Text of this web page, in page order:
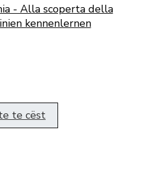
- Alla scoperta della
kennenlernen
te cëst